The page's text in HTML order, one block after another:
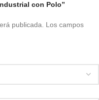
con Polo”
publicada. Los campos